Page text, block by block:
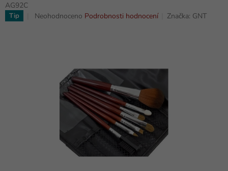
AG92C
Tip
Průměrné
hvězdiček.
Neohodnoceno Podrobnosti hodnocení Značka: GNT